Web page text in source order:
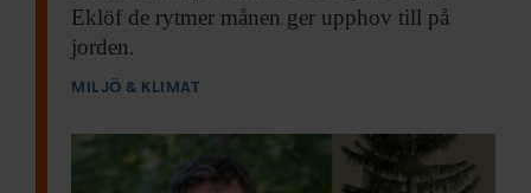
Eklöf de rytmer månen ger upphov till på
jorden.
MILJÖ & KLIMAT